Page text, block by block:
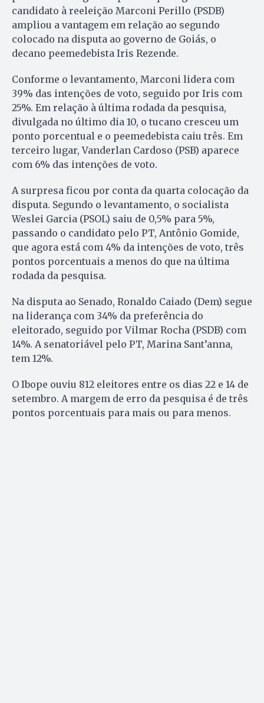
candidato à reeleição Marconi Perillo (PSDB)
ampliou a vantagem em relação ao segundo
colocado na disputa ao governo de Goiás, o
decano peemedebista Iris Rezende.
Conforme o levantamento, Marconi lidera com
39% das intenções de voto, seguido por Iris com
25%. Em relação à última rodada da pesquisa,
divulgada no último dia 10, o tucano cresceu um
ponto porcentual e o peemedebista caiu três. Em
terceiro lugar, Vanderlan Cardoso (PSB) aparece
com 6% das intenções de voto.
A surpresa ficou por conta da quarta colocação da
disputa. Segundo o levantamento, o socialista
Weslei Garcia (PSOL) saiu de 0,5% para 5%,
passando o candidato pelo PT, Antônio Gomide,
que agora está com 4% da intenções de voto, três
pontos porcentuais a menos do que na última
rodada da pesquisa.
Na disputa ao Senado, Ronaldo Caiado (Dem) segue
na liderança com 34% da preferência do
eleitorado, seguido por Vilmar Rocha (PSDB) com
14%. A senatoriável pelo PT, Marina Sant’anna,
tem 12%.
O Ibope ouviu 812 eleitores entre os dias 22 e 14 de
setembro. A margem de erro da pesquisa é de três
pontos porcentuais para mais ou para menos.